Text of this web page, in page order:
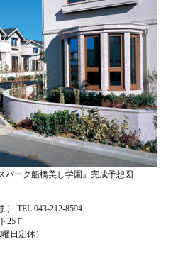
パーク船橋美し学園』完成予想図
TEL.043-212-8594
25Ｆ
日定休）